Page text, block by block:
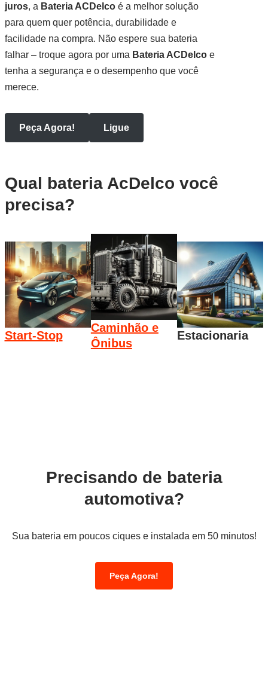
juros, a Bateria ACDelcoé a melhor solução
para quem quer potência, durabilidade e
facilidade na compra. Não espere sua bateria
falhar – troque agora por uma Bateria ACDelcoe
tenha a segurança e o desempenho que você
merece.
Peça Agora! Ligue
Qual bateria AcDelco você
precisa?
Start-Stop
Caminhão e
Ônibus
Estacionaria
Precisando de bateria
automotiva?
Sua bateria em poucos ciques e instalada em 50 minutos!
Peça Agora!